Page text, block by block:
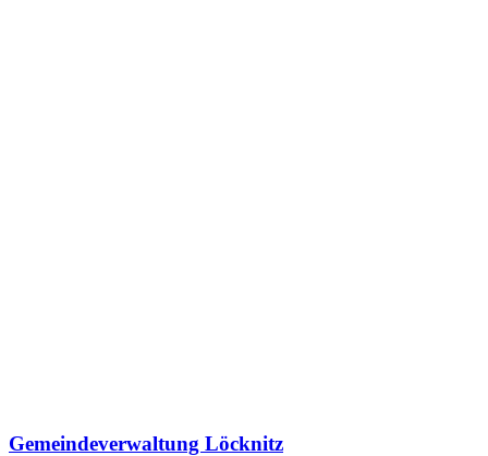
Gemeindeverwaltung Löcknitz